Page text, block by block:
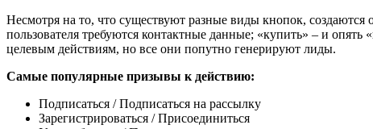
Несмотря на то, что существуют разные виды кнопок, создаются
пользователя требуются контактные данные; «купить» – и
целевым действиям, но все они попутно генерируют лиды.
Самые популярные призывы к действию:
Подписаться / Подписаться на рассылку
Зарегистрироваться / Присоединиться